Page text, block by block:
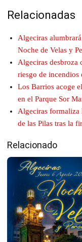
Relacionadas
Algeciras
Noche de Velas y
Algeciras desbroza
riesgo de incendios
Los Barrios acoge
en el Parque Sor
Algeciras formaliza
de las Pilas tras la
Relacionado